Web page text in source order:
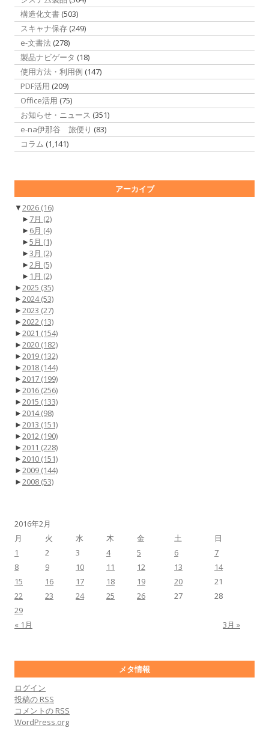
構造化文書 (503)
スキャナ保存 (249)
e-文書法 (278)
製品ナビゲータ (18)
使用方法・利用例 (147)
PDF活用 (209)
Office活用 (75)
お知らせ・ニュース (351)
e-na伊那谷 旅便り (83)
コラム (1,141)
アーカイブ
▼2026 (16)
► 7月 (2)
► 6月 (4)
►5月 (1)
►3月 (2)
►2月 (5)
► 1月 (2)
►2025 (35)
►2024(53)
►2023 (27)
►2022 (13)
►2021 (154)
►2020 (182)
►2019 (132)
►2018 (144)
►2017 (199)
►2016 (256)
►2015 (133)
►2014(98)
►2013 (151)
►2012 (190)
►2011 (228)
►2010 (151)
►2009 (144)
►2008 (53)
2016年2月
月
火 水 木 金 土 日
« 1月 3月 »
1 2 3 4 5 6
7
8
9 10 11 12 13
14
15
16 17 18 19 20
21
22
23 24 25 26 27
28
29
メタ情報
ログイン
投稿の RSS
コメントの RSS
WordPress.org